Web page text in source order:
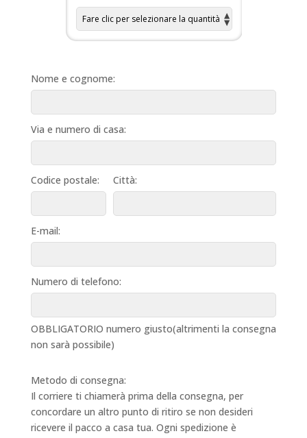
Nome e cognome:
Via e numero di casa:
Codice postale: Città:
E-mail:
Numero di telefono:
OBBLIGATORIO numero giusto(altrimenti la consegna
non sarà possibile)
Metodo di consegna:
Il corriere ti chiamerà prima della consegna, per
concordare un altro punto di ritiro se non desideri
ricevere il pacco a casa tua. Ogni spedizione è